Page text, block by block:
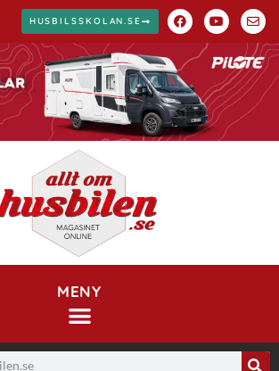
HUSBILSSKOLAN.SE
MENY